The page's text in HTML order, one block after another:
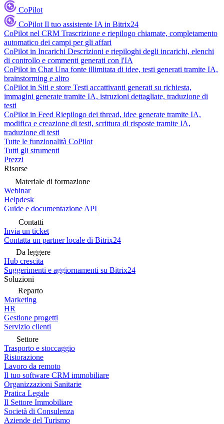
CoPilot
CoPilot Il tuo assistente IA in Bitrix24
CoPilot nel CRM Trascrizione e riepilogo chiamate, completamento
automatico dei campi per gli affari
CoPilot in Incarichi Descrizioni e riepiloghi degli incarichi, elenchi
di controllo e commenti generati con l'IA
CoPilot in Chat Una fonte illimitata di idee, testi generati tramite IA,
brainstorming e altro
CoPilot in Siti e store Testi accattivanti generati su richiesta,
immagini generate tramite IA, istruzioni dettagliate, traduzione di
testi
CoPilot in Feed Riepilogo dei thread, idee generate tramite IA,
modifica e creazione di testi, scrittura di risposte tramite IA,
traduzione di testi
Tutte le funzionalità CoPilot
Tutti gli strumenti
Prezzi
Risorse
Materiale di formazione
Webinar
Helpdesk
Guide e documentazione API
Contatti
Invia un ticket
Contatta un partner locale di Bitrix24
Da leggere
Hub crescita
Suggerimenti e aggiornamenti su Bitrix24
Soluzioni
Reparto
Marketing
HR
Gestione progetti
Servizio clienti
Settore
Trasporto e stoccaggio
Ristorazione
Lavoro da remoto
Il tuo software CRM immobiliare
Organizzazioni Sanitarie
Pratica Legale
Il Settore Immobiliare
Società di Consulenza
Aziende del Turismo